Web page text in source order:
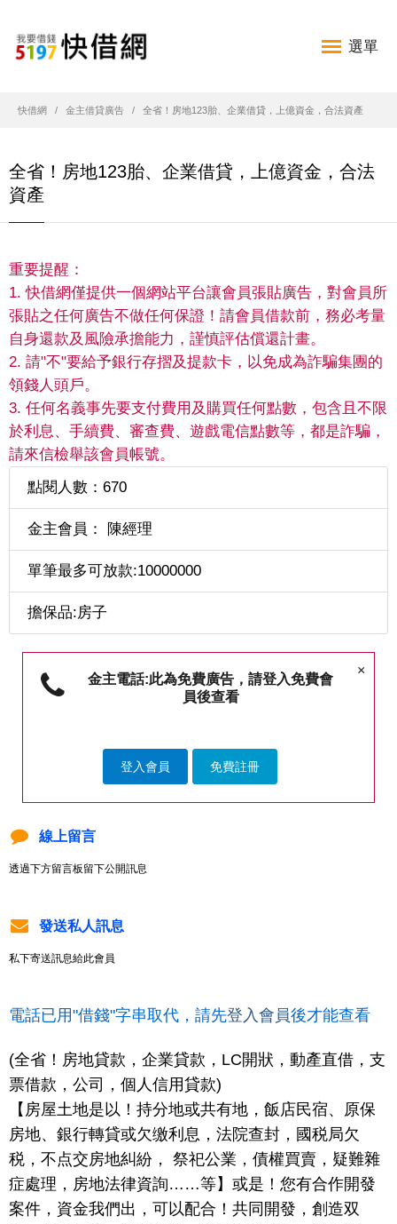
選單
快借網 金主借貸廣告 全省！房地123胎、企業借貸，上億資金，合法資產
全省！房地123胎、企業借貸，上億資金，合法
資產
重要提醒：
1. 快借網僅提供一個網站平台讓會員張貼廣告，對會員所
張貼之任何廣告不做任何保證！請會員借款前，務必考量
自身還款及風險承擔能力，謹慎評估償還計畫。
2. 請"不"要給予銀行存摺及提款卡，以免成為詐騙集團的
領錢人頭戶。
3. 任何名義事先要支付費用及購買任何點數，包含且不限
於利息、手續費、審查費、遊戲電信點數等，都是詐騙，
請來信檢舉該會員帳號。
點閱人數：670
金主會員： 陳經理
單筆最多可放款:10000000
擔保品:房子
×
金主電話:此為免費廣告，請登入免費會
員後查看
登入會員 免費註冊
線上留言
透過下方留言板留下公開訊息
發送私人訊息
私下寄送訊息給此會員
電話已用"借錢"字串取代，請先登入會員後才能查看
(全省！房地貸款，企業貸款，LC開狀，動產直借，支
票借款，公司，個人信用貸款)
【房屋土地是以！持分地或共有地，飯店民宿、原保
房地、銀行轉貸或欠缴利息，法院查封，國税局欠
税，不点交房地糾紛， 祭祀公業，債權買賣，疑難雜
症處理，房地法律資詢……等】或是！您有合作開發
案件，資金我們出，可以配合！共同開發，創造双